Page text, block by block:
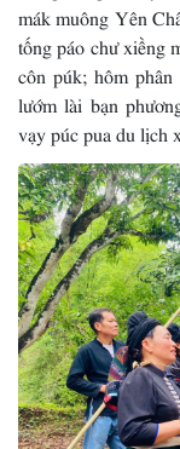
mák muông Yên
tống páo chư xiềng
côn púk; hôm
lướm lài bạn
vạy púc pua du lịch